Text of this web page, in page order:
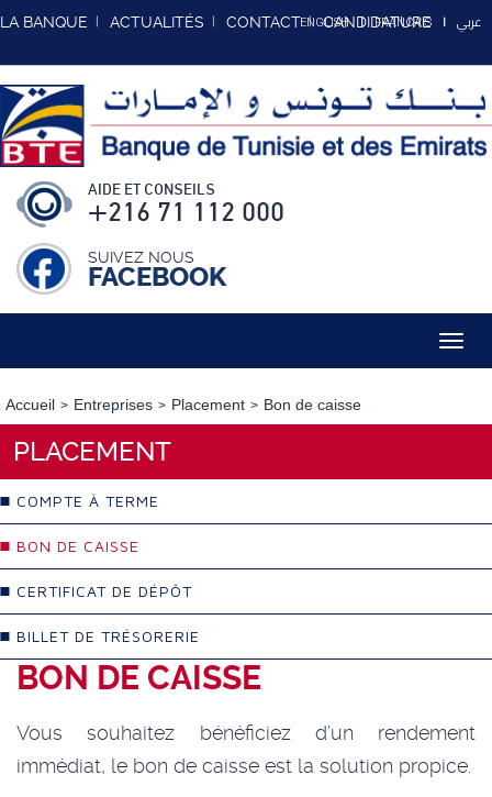
LA BANQUE ACTUALITÉS CONTACT CANDIDATURE
ENGLISH FRANCAIS عربي
AIDE ET CONSEILS
+216 71 112 000
SUIVEZ NOUS
FACEBOOK
Accueil Entreprises Placement Bon de caisse
PLACEMENT
COMPTE À TERME
BON DE CAISSE
CERTIFICAT DE DÉPÔT
BILLET DE TRÉSORERIE
BON DE CAISSE
Vous souhaitez bénéficiez d’un rendement
immédiat, le bon de caisse est la solution propice.